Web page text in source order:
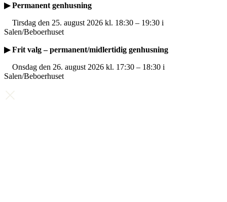
▶ Permanent genhusning
Tirsdag den 25. august 2026 kl. 18:30 – 19:30 i
Salen/Beboerhuset
▶ Frit valg – permanent/midlertidig genhusning
Onsdag den 26. august 2026 kl. 17:30 – 18:30 i
Salen/Beboerhuset